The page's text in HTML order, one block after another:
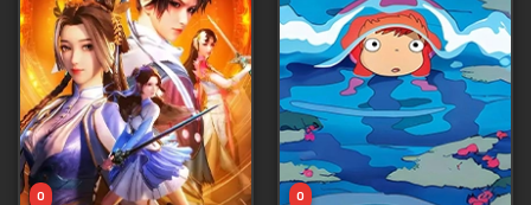
Tập 10
Tập 11
Tập 12
Tập 13
Tập 14
0 0